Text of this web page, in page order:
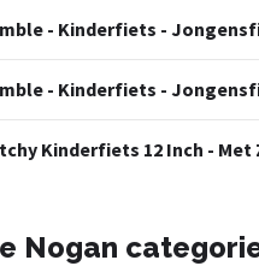
- Kinderfiets -
- Kinderfiets -
Kinderfiets 12 Inch -
Nogan